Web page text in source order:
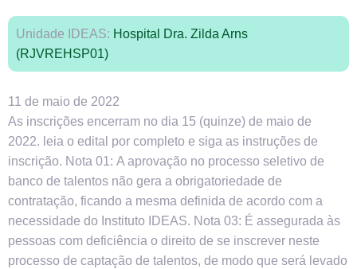
Unidade IDEAS: Hospital Dra. Zilda Arns
(RJVREHSP01)
11 de maio de 2022
As inscrições encerram no dia 15 (quinze) de maio de
2022. leia o edital por completo e siga as instruções de
inscrição. Nota 01: A aprovação no processo seletivo de
banco de talentos não gera a obrigatoriedade de
contratação, ficando a mesma definida de acordo com a
necessidade do Instituto IDEAS. Nota 03: É assegurada às
pessoas com deficiência o direito de se inscrever neste
processo de captação de talentos, de modo que será levado